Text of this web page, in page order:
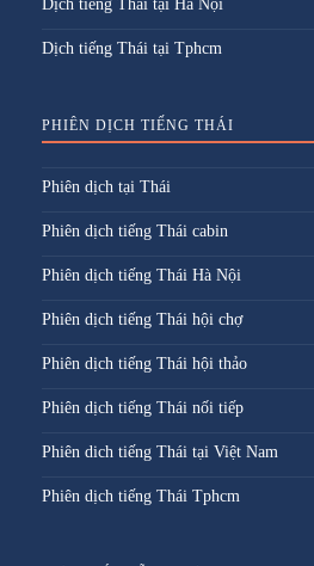
Dịch tiếng Thái tại Hà Nội
Dịch tiếng Thái tại Tphcm
PHIÊN DỊCH TIẾNG THÁI
Phiên dịch tại Thái
Phiên dịch tiếng Thái cabin
Phiên dịch tiếng Thái Hà Nội
Phiên dịch tiếng Thái hội chợ
Phiên dịch tiếng Thái hội thảo
Phiên dịch tiếng Thái nối tiếp
Phiên dich tiếng Thái tại Việt Nam
Phiên dịch tiếng Thái Tphcm